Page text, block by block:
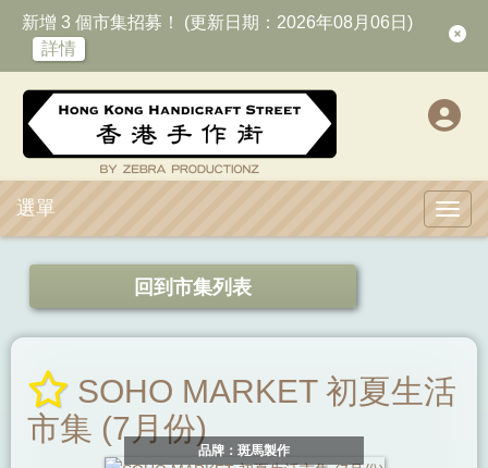
新增 3 個市集招募！ (更新日期：2026年08月06日)
詳情
選單
回到市集列表
SOHO MARKET 初夏生活
市集 (7月份)
品牌：斑馬製作